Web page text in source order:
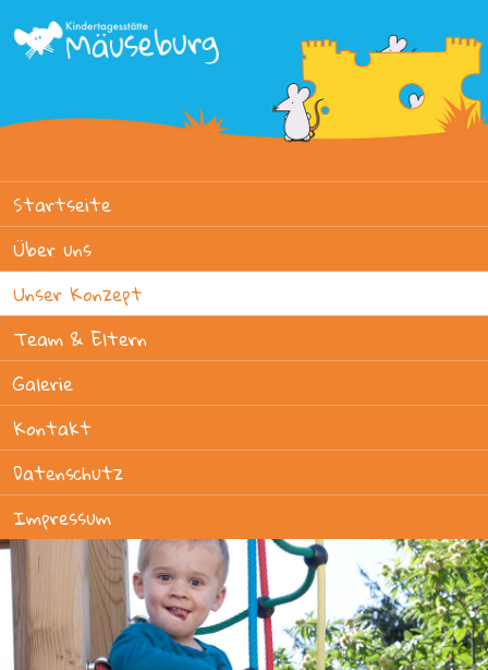
Startseite
Über uns
Unser Konzept
Team & Eltern
Galerie
Kontakt
Datenschutz
Impressum